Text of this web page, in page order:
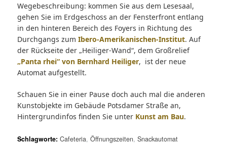
Wegebeschreibung: kommen Sie aus dem Lesesaal,
gehen Sie im Erdgeschoss an der Fensterfront entlang
in den hinteren Bereich des Foyers in Richtung des
Durchgangs zum Ibero-Amerikanischen-Institut. Auf
der Rückseite der „Heiliger-Wand“, dem Großrelief
„Panta rhei“ von Bernhard Heiliger, ist der neue
Automat aufgestellt.
Schauen Sie in einer Pause doch auch mal die anderen
Kunstobjekte im Gebäude Potsdamer Straße an,
Hintergrundinfos finden Sie unter Kunst am Bau.
Schlagworte: Cafeteria, Öffnungszeiten, Snackautomat